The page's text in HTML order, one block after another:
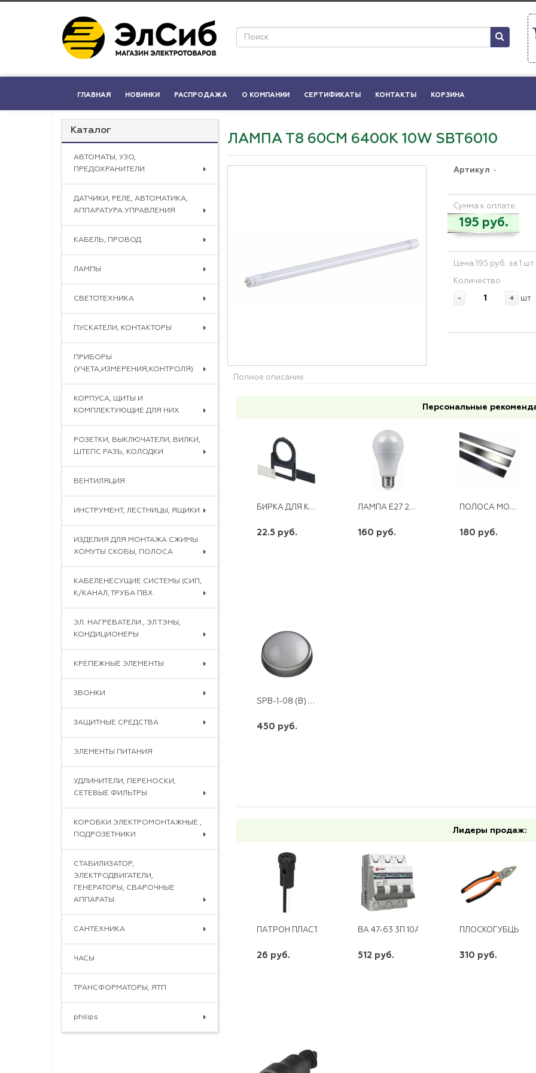
ГЛАВНАЯ НОВИНКИ РАСПРОДАЖА О КОМПАНИИ СЕРТИФИКАТЫ КОНТАКТЫ КОРЗИНА
Каталог
АВТОМАТЫ, УЗО,
ПРЕДОХРАНИТЕЛИ
ДАТЧИКИ, РЕЛЕ, АВТОМАТИКА,
АППАРАТУРА УПРАВЛЕНИЯ
КАБЕЛЬ, ПРОВОД
ЛАМПЫ
СВЕТОТЕХНИКА
ПУСКАТЕЛИ, КОНТАКТОРЫ
ПРИБОРЫ
(УЧЕТА,ИЗМЕРЕНИЯ,КОНТРОЛЯ)
КОРПУСА, ЩИТЫ И
КОМПЛЕКТУЮЩИЕ ДЛЯ НИХ
РОЗЕТКИ, ВЫКЛЮЧАТЕЛИ, ВИЛКИ,
ШТЕПС РАЗЪ, КОЛОДКИ
ВЕНТИЛЯЦИЯ
ИНСТРУМЕНТ, ЛЕСТНИЦЫ, ЯЩИКИ
ИЗДЕЛИЯ ДЛЯ МОНТАЖА СЖИМЫ
ХОМУТЫ СКОБЫ, ПОЛОСА
КАБЕЛЕНЕСУЩИЕ СИСТЕМЫ (СИП,
К/КАНАЛ, ТРУБА ПВХ
ЭЛ. НАГРЕВАТЕЛИ., ЭЛ ТЭНЫ,
КОНДИЦИОНЕРЫ
КРЕПЕЖНЫЕ ЭЛЕМЕНТЫ
ЗВОНКИ
ЗАЩИТНЫЕ СРЕДСТВА
ЭЛЕМЕНТЫ ПИТАНИЯ
УДЛИНИТЕЛИ, ПЕРЕНОСКИ,
СЕТЕВЫЕ ФИЛЬТРЫ
КОРОБКИ ЭЛЕКТРОМОНТАЖНЫЕ ,
ПОДРОЗЕТНИКИ
СТАБИЛИЗАТОР,
ЭЛЕКТРОДВИГАТЕЛИ,
ГЕНЕРАТОРЫ, СВАРОЧНЫЕ
АППАРАТЫ.
САНТЕХНИКА
ЧАСЫ
ТРАНСФОРМАТОРЫ, ЯТП
philips
ЛАМПА Т8 60СМ 6400К 10W SBT6010
Артикул -
Сумма к оплате:
195 руб.
Цена 195 руб. за 1 шт
Количество
- + шт
Полное описание
Персональные
БИРКА ДЛЯ КНОПОК (267Д)
22.5 руб.
ЛАМПА E27 25W 230V LED 4000K SBA6525
160 руб.
ПОЛОСА МОНТАЖНАЯ(ОТХОДЫ ЖЕСТИ) ЗА 1КГ.
180 руб.
SPB-1-08 (В) ЭРА СВЕТОДИОДНЫЙ СВ-К 8ВТ 4000К 640ЛМ КРУГ СЕР. 180*75IP54
450 руб.
Лидеры продаж:
ПАТРОН ПЛАСТИКОВЫЙ G4-LH21
26 руб.
ВА 47-63 3П 10А "С" PROXIMA EKF
512 руб.
ПЛОСКОГУБЦЫ
310 руб.